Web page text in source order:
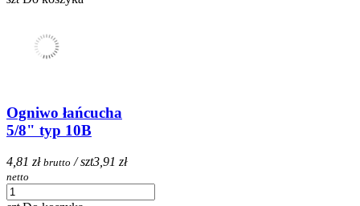
Ogniwo łańcucha
5/8" typ 10B
4,81 zł brutto / szt3,91 zł
netto